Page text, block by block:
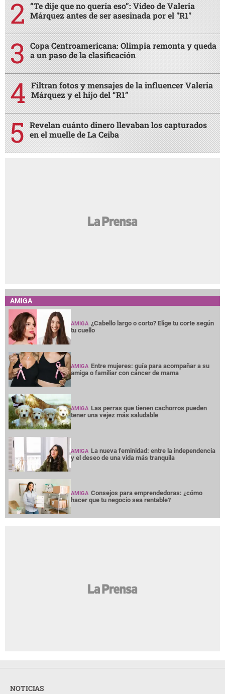
“Te dije que no quería eso”: Video de Valeria
Márquez antes de ser asesinada por el "R1"
Copa Centroamericana: Olimpia remonta y queda
a un paso de la clasificación
Filtran fotos y mensajes de la influencer Valeria
Márquez y el hijo del “R1”
Revelan cuánto dinero llevaban los capturados
en el muelle de La Ceiba
AMIGA
AMIGA ¿Cabello largo o corto? Elige tu corte según
tu cuello
AMIGA Entre mujeres: guía para acompañar a su
amiga o familiar con cáncer de mama
AMIGA Las perras que tienen cachorros pueden
tener una vejez más saludable
AMIGA La nueva feminidad: entre la independencia
y el deseo de una vida más tranquila
AMIGA Consejos para emprendedoras: ¿cómo
hacer que tu negocio sea rentable?
NOTICIAS